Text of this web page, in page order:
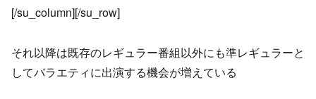
[/su_column][/su_row]
それ以降は既存のレギュラー番組以外にも準レギュラーと
してバラエティに出演する機会が増えている